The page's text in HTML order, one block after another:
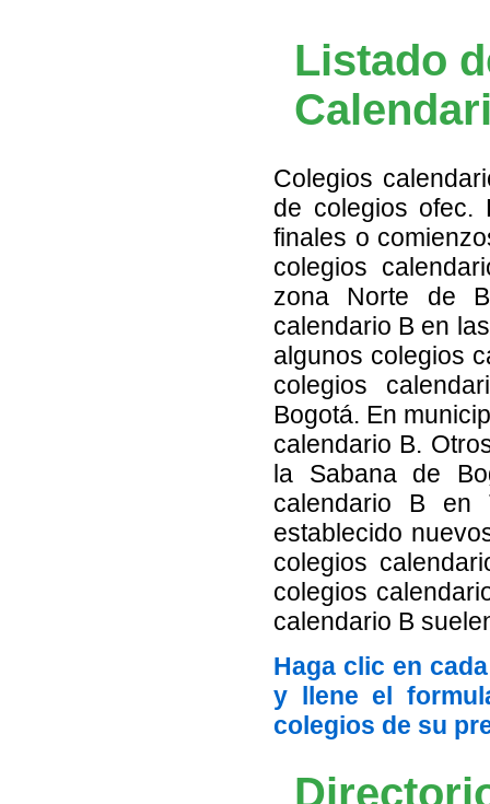
Listado
Colegios
de colegios ofec.
finales o
colegios
zona Norte de
calendario B en
algunos colegios
colegios
Bogotá. En
calendario B.
la Sabana de
calendario B
establecido
colegios
colegios
calendario B
Haga clic en
y llene el
colegios de su